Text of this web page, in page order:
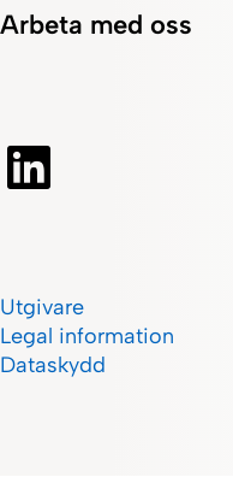
Arbeta med oss
Utgivare
Legal information
Dataskydd